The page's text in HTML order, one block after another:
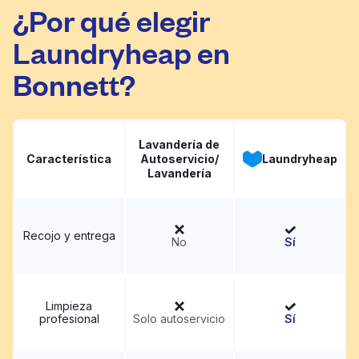
¿Por qué elegir
Laundryheap en
Bonnett?
Característica
Lavandería de
Autoservicio/
Lavandería
Laundryheap
Recojo y entrega No Sí
Limpieza
profesional
Solo autoservicio Sí